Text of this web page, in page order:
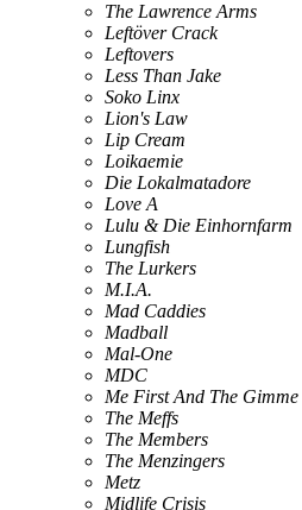
The Lawrence Arms
Leftöver Crack
Leftovers
Less Than Jake
Soko Linx
Lion's Law
Lip Cream
Loikaemie
Die Lokalmatadore
Love A
Lulu & Die Einhornfarm
Lungfish
The Lurkers
M.I.A.
Mad Caddies
Madball
Mal-One
MDC
Me First And The
The Meffs
The Members
The Menzingers
Metz
Midlife Crisis